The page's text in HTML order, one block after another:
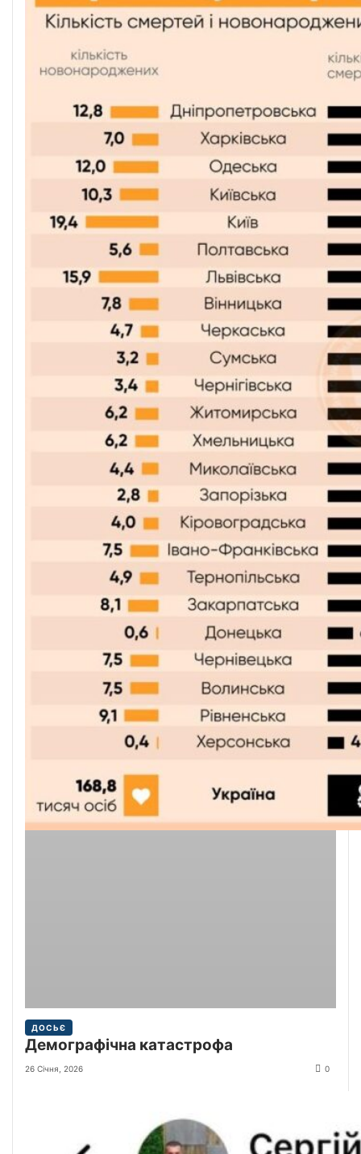
ДОСЬЄ
Демографічна катастрофа
26 Січня, 2026 0